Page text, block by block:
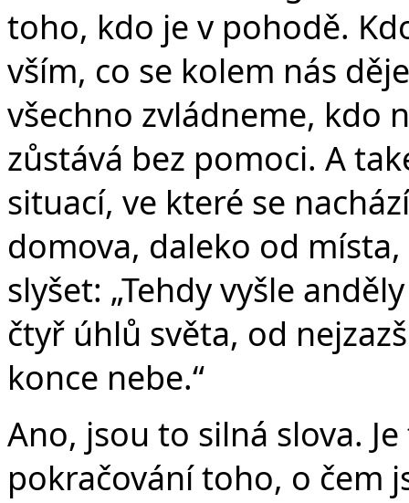
toho, kdo je v pohodě.
vším, co se kolem nás
všechno zvládneme, kdo
zůstává bez pomoci. A
situací, ve které se
domova, daleko od
slyšet: „Tehdy vyšle
čtyř úhlů světa, od
konce nebe.“
Ano, jsou to silná slova.
pokračování toho, o čem